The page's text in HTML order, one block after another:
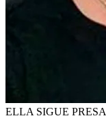
ELLA SIGUE PRESA